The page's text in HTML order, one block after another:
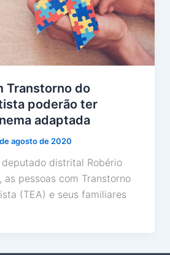
Transtorno do
poderão ter
adaptada
agosto de 2020
distrital Robério
as pessoas com Transtorno
(TEA) e seus familiares